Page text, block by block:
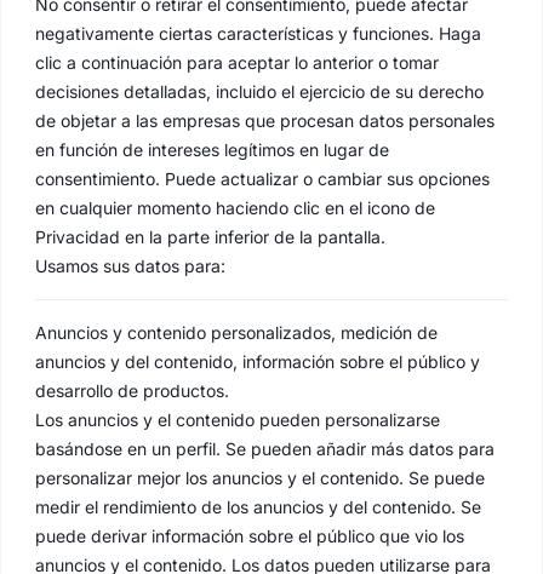
negativamente ciertas características y funciones. Haga
clic a continuación para aceptar lo anterior o tomar
decisiones detalladas, incluido el ejercicio de su derecho
de objetar a las empresas que procesan datos personales
en función de intereses legítimos en lugar de
consentimiento. Puede actualizar o cambiar sus opciones
en cualquier momento haciendo clic en el icono de
Privacidad en la parte inferior de la pantalla.
Usamos sus datos para:
Anuncios y contenido personalizados, medición de
anuncios y del contenido, información sobre el público y
desarrollo de productos.
Los anuncios y el contenido pueden personalizarse
basándose en un perfil. Se pueden añadir más datos para
personalizar mejor los anuncios y el contenido. Se puede
medir el rendimiento de los anuncios y del contenido. Se
puede derivar información sobre el público que vio los
anuncios y el contenido. Los datos pueden utilizarse para